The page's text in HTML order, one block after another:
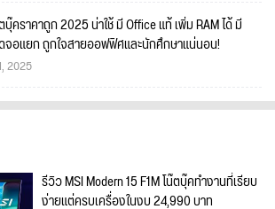
บุ๊คราคาถูก 2025 น่าใช้ มี Office แท้ เพิ่ม RAM ได้ มี
จอแยก ถูกใจสายออฟฟิศและนักศึกษาแน่นอน!
2025
รีวิว MSI Modern 15 F1M โน๊ตบุ๊คทำงานที่เรียบ
ง่ายแต่ครบเครื่องในงบ 24,990 บาท